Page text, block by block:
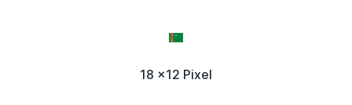
18 x12 Pixel